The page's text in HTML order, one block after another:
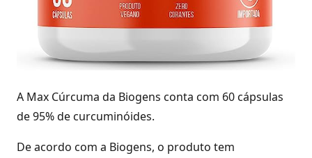
A Max Cúrcuma da Biogens conta com 60 cápsulas
de 95% de curcuminóides.
De acordo com a Biogens, o produto tem